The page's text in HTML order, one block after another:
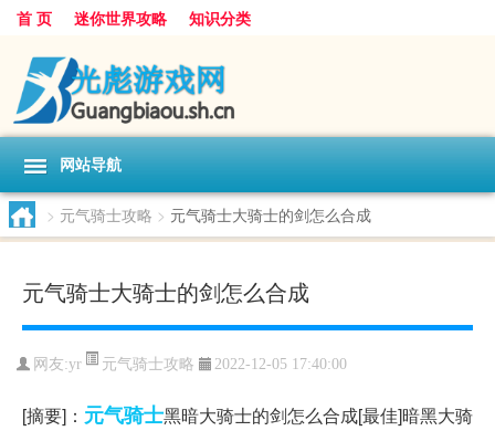
首 页 迷你世界攻略 知识分类
网站导航
> 元气骑士攻略 > 元气骑士大骑士的剑怎么合成
元气骑士大骑士的剑怎么合成
网友:yr 元气骑士攻略 2022-12-05 17:40:00
[摘要]： 元气骑士黑暗大骑士的剑怎么合成[最佳]暗黑大骑